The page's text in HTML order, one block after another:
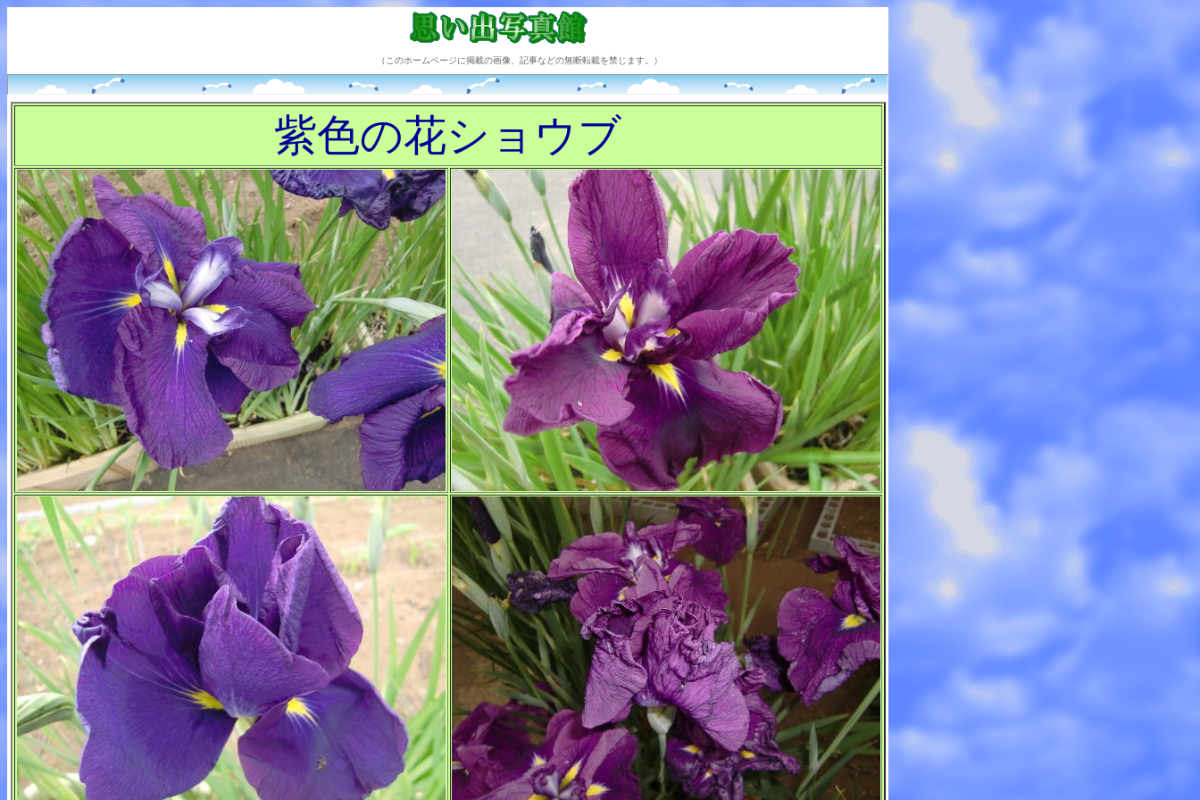
（このホームページに掲載の画像、記事などの無断転載を禁じます。）
紫色の花ショウブ